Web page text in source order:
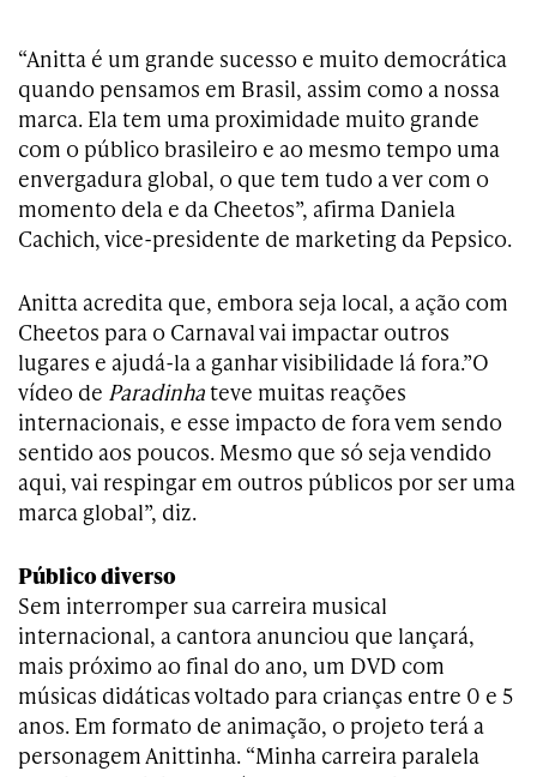
“Anitta é um grande sucesso e muito democrática
quando pensamos em Brasil, assim como a nossa
marca. Ela tem uma proximidade muito grande
com o público brasileiro e ao mesmo tempo uma
envergadura global, o que tem tudo a ver com o
momento dela e da Cheetos”, afirma Daniela
Cachich, vice-presidente de marketing da Pepsico.
Anitta acredita que, embora seja local, a ação com
Cheetos para o Carnaval vai impactar outros
lugares e ajudá-la a ganhar visibilidade lá fora.”O
vídeo de Paradinhateve muitas reações
internacionais, e esse impacto de fora vem sendo
sentido aos poucos. Mesmo que só seja vendido
aqui, vai respingar em outros públicos por ser uma
marca global”, diz.
Público diverso
Sem interromper sua carreira musical
internacional, a cantora anunciou que lançará,
mais próximo ao final do ano, um DVD com
músicas didáticas voltado para crianças entre 0 e 5
anos. Em formato de animação, o projeto terá a
personagem Anittinha. “Minha carreira paralela